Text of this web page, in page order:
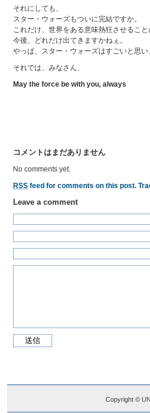
それにしても、
スター・ウォーズもついに完結ですか。
これだけ、世界をある意味熱狂させること
今後、どれだけ出てきますかねぇ。
やっぱ、スター・ウォーズはすごいと思い
それでは、みなさん、
May the force be with you, always
コメントはまだありません
No comments yet.
RSS feed for comments on this post.
Leave a comment
Copyright ©